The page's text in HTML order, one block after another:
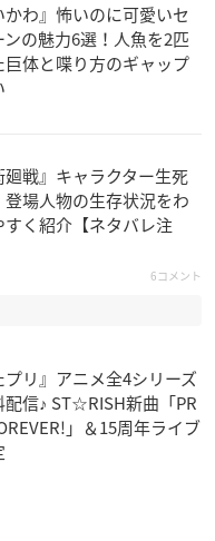
かわ』怖いのに可愛いセ
ンの魅力6選！人魚を2匹
巨体と喋り方のギャップ
廻戦』キャラクター生死
登場人物の生存状況をわ
すく紹介【ネタバレ注
6コメント
プリ』アニメ全4シリーズ
配信♪ ST☆RISH新曲「PR
」＆15周年ライブ